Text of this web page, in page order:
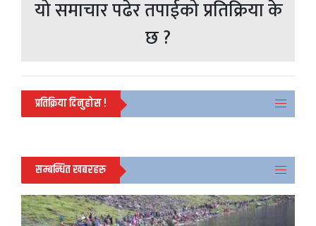
यो समाचार पढेर तपाईको प्रतिक्रिया के
छ ?
प्रतिक्रिया दिनुहोस !
सम्बन्धित खबरहरु